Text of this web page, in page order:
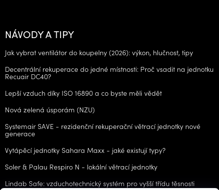
NÁVODY A TIPY
Jak vybrat ventilátor do koupelny (2026): výkon, hlučnost, tipy
Decentrální rekuperace do jedné místnosti: Proč vsadit na jednotku
Recuair DC40?
Lepší vzduch díky ISO 16890 a co byste měli vědět
Nová zelená úsporám (NZU)
Systemair SAVE - rezidenční rekuperační větrací jednotky nové
generace
Vytápěcí jednotky Sahara Maxx - jaké existují typy?
Soler & Palau Respiro N - lokální větrací jednotky
Lindab Safe: vzduchotechnický systém pro vyšší třídu těsnosti